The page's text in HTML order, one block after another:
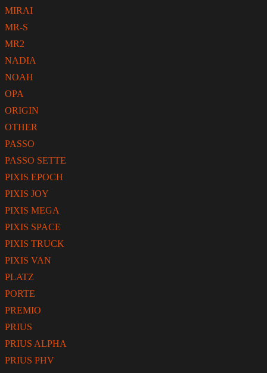
MIRAI
MR-S
MR2
NADIA
NOAH
OPA
ORIGIN
OTHER
PASSO
PASSO SETTE
PIXIS EPOCH
PIXIS JOY
PIXIS MEGA
PIXIS SPACE
PIXIS TRUCK
PIXIS VAN
PLATZ
PORTE
PREMIO
PRIUS
PRIUS ALPHA
PRIUS PHV